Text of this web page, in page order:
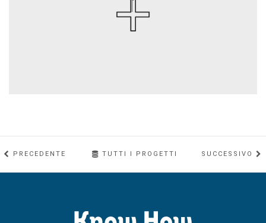
PRECEDENTE TUTTI I PROGETTI SUCCESSIVO